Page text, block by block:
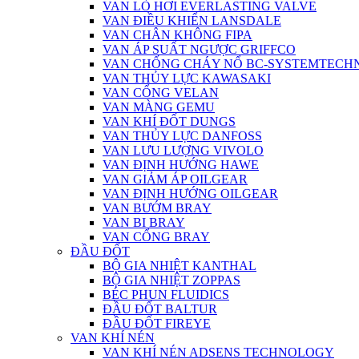
VAN LÒ HƠI EVERLASTING VALVE
VAN ĐIỀU KHIỂN LANSDALE
VAN CHÂN KHÔNG FIPA
VAN ÁP SUẤT NGƯỢC GRIFFCO
VAN CHỐNG CHÁY NỔ BC-
VAN THỦY LỰC KAWASAKI
VAN CỔNG VELAN
VAN MÀNG GEMU
VAN KHÍ ĐỐT DUNGS
VAN THỦY LỰC DANFOSS
VAN LƯU LƯỢNG VIVOLO
VAN ĐỊNH HƯỚNG HAWE
VAN GIẢM ÁP OILGEAR
VAN ĐỊNH HƯỚNG OILGEAR
VAN BƯỚM BRAY
VAN BI BRAY
VAN CỔNG BRAY
ĐẦU ĐỐT
BỘ GIA NHIỆT KANTHAL
BỘ GIA NHIỆT ZOPPAS
BÉC PHUN FLUIDICS
ĐẦU ĐỐT BALTUR
ĐẦU ĐỐT FIREYE
VAN KHÍ NÉN
VAN KHÍ NÉN ADSENS TECHNOLOGY